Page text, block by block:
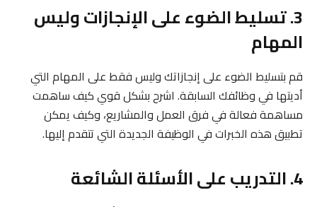
3. تسليط الضوء على الإنجازات وليس
المهام
قم بتسليط الضوء على إنجازاتك وليس فقط على المهام التي
أديتها في وظائفك السابقة. اشرح بشكل قوي كيف ساهمت
مساهمة فعالة في فرق العمل والمشاريع، وكيف يمكن
تطبيق هذه الخبرات في الوظيفة الجديدة التي تتقدم إليها.
4. التدريب على الأسئلة الشائعة